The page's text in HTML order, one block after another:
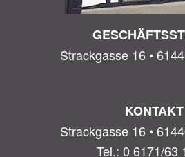
Strackgasse 16 •
KONTAKT
Strackgasse 16 •
Tel.: 0 6171/63